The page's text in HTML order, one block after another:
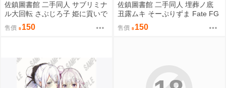
佐鎮圖書館 二手同人 サブリミナ
ル大回転 さぶじろ子 姫に貢いで
搾られたい! Fate FGO
售價 150
佐鎮圖書館 二手同人 埋葬ノ底
丑露ムキ そーぷりずま Fate FG
售價 150